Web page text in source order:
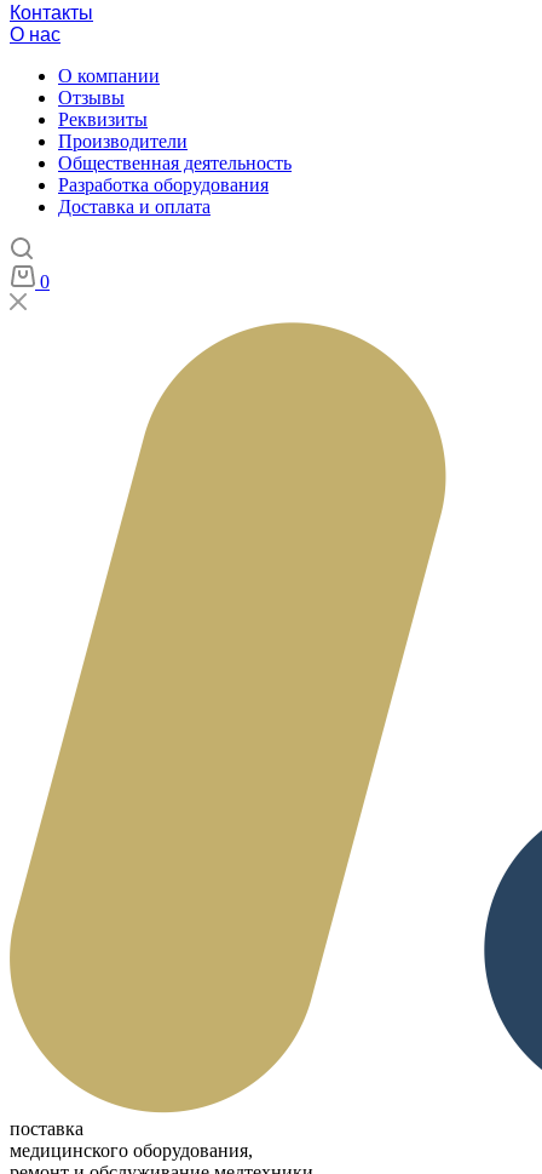
Контакты
О нас
О компании
Отзывы
Реквизиты
Производители
Общественная деятельность
Разработка оборудования
Доставка и оплата
0
поставка
медицинского оборудования,